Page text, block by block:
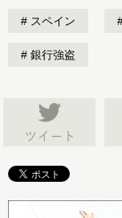
スペイン
銀行強盗